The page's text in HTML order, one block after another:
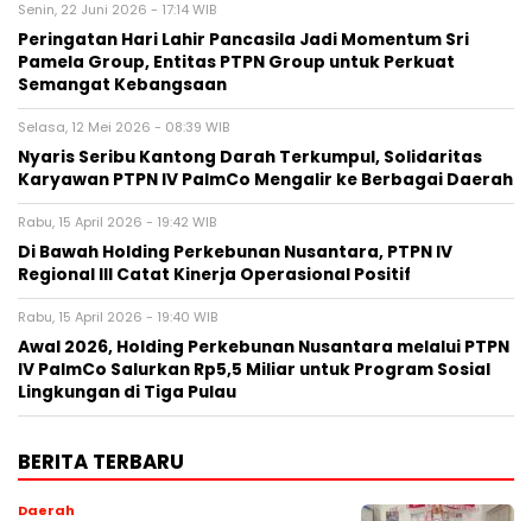
Senin, 22 Juni 2026 - 17:14 WIB
Peringatan Hari Lahir Pancasila Jadi Momentum Sri
Pamela Group, Entitas PTPN Group untuk Perkuat
Semangat Kebangsaan
Selasa, 12 Mei 2026 - 08:39 WIB
Nyaris Seribu Kantong Darah Terkumpul, Solidaritas
Karyawan PTPN IV PalmCo Mengalir ke Berbagai Daerah
Rabu, 15 April 2026 - 19:42 WIB
Di Bawah Holding Perkebunan Nusantara, PTPN IV
Regional III Catat Kinerja Operasional Positif
Rabu, 15 April 2026 - 19:40 WIB
Awal 2026, Holding Perkebunan Nusantara melalui PTPN
IV PalmCo Salurkan Rp5,5 Miliar untuk Program Sosial
Lingkungan di Tiga Pulau
BERITA TERBARU
Daerah